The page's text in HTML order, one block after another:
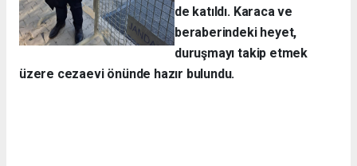
de katıldı. Karaca ve
beraberindeki heyet,
duruşmayı takip etmek
üzere cezaevi önünde hazır bulundu.